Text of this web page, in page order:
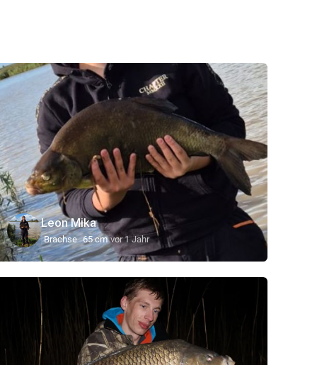
Leon Mika
Brachse 65 cm vor 1 Jahr